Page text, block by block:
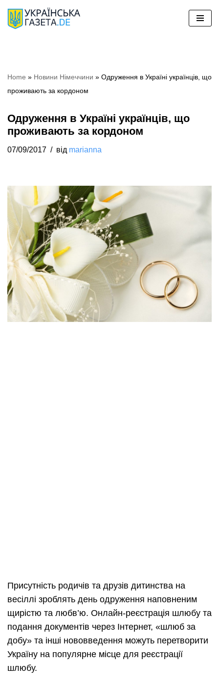
Перейти
Home » Новини Німеччини » Одруження в Україні українців, що
проживають за кордоном
Одруження в Україні українців, що
проживають за кордоном
07/09/2017 від marianna
Присутність родичів та друзів дитинства на
весіллі зроблять день одруження наповненим
щирістю та любв’ю. Онлайн-реєстрація шлюбу та
подання документів через Інтернет, «шлюб за
добу» та інші нововведення можуть перетворити
Україну на популярне місце для реєстрації
шлюбу.